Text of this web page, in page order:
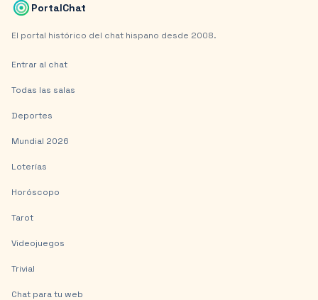
PortalChat
El portal histórico del chat hispano desde 2008.
Entrar al chat
Todas las salas
Deportes
Mundial 2026
Loterías
Horóscopo
Tarot
Videojuegos
Trivial
Chat para tu web